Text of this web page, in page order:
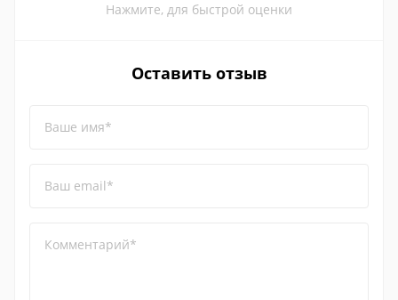
Нажмите, для быстрой оценки
Оставить отзыв
Ваше имя*
Ваш email*
Комментарий*